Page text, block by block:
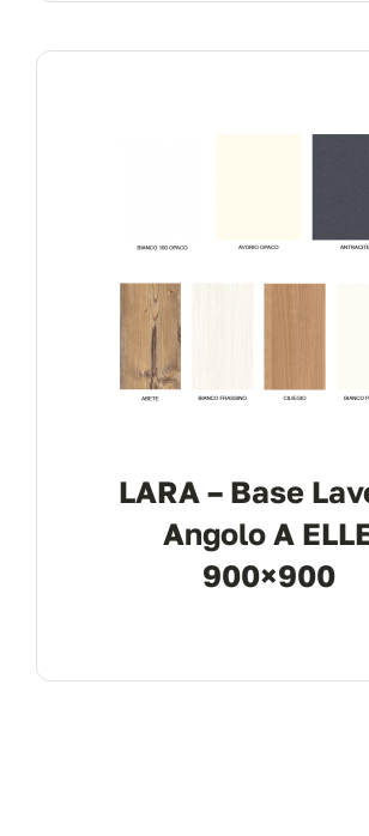
LARA – Base
Angolo A
900×900